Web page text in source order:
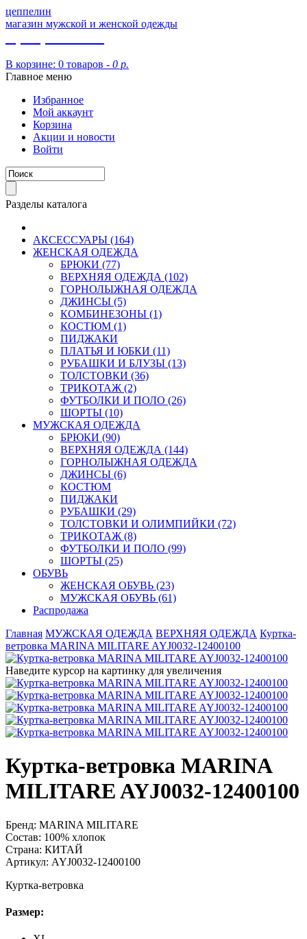
цеппелин
магазин мужской и женской одежды
В корзине: 0 товаров - 0 р.
Главное меню
Избранное
Мой аккаунт
Корзина
Акции и новости
Войти
Разделы каталога
АКСЕССУАРЫ (164)
ЖЕНСКАЯ ОДЕЖДА
БРЮКИ (77)
ВЕРХНЯЯ ОДЕЖДА (102)
ГОРНОЛЫЖНАЯ ОДЕЖДА
ДЖИНСЫ (5)
КОМБИНЕЗОНЫ (1)
КОСТЮМ (1)
ПИДЖАКИ
ПЛАТЬЯ И ЮБКИ (11)
РУБАШКИ И БЛУЗЫ (13)
ТОЛСТОВКИ (36)
ТРИКОТАЖ (2)
ФУТБОЛКИ И ПОЛО (26)
ШОРТЫ (10)
МУЖСКАЯ ОДЕЖДА
БРЮКИ (90)
ВЕРХНЯЯ ОДЕЖДА (144)
ГОРНОЛЫЖНАЯ ОДЕЖДА
ДЖИНСЫ (6)
КОСТЮМ
ПИДЖАКИ
РУБАШКИ (29)
ТОЛСТОВКИ И ОЛИМПИЙКИ (72)
ТРИКОТАЖ (8)
ФУТБОЛКИ И ПОЛО (99)
ШОРТЫ (25)
ОБУВЬ
ЖЕНСКАЯ ОБУВЬ (23)
МУЖСКАЯ ОБУВЬ (61)
Распродажа
Главная МУЖСКАЯ ОДЕЖДА ВЕРХНЯЯ ОДЕЖДА Куртка-
ветровка MARINA MILITARE AYJ0032-12400100
Наведите курсор на картинку для увеличения
Куртка-ветровка MARINA
MILITARE AYJ0032-12400100
Бренд: MARINA MILITARE
Состав: 100% хлопок
Страна: КИТАЙ
Артикул: AYJ0032-12400100
Куртка-ветровка
Размер: